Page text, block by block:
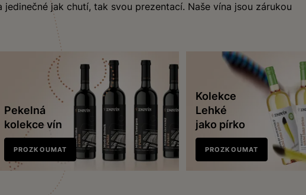
jak chutí, tak svou prezentací. Naše vína jsou zárukou
Pekelná
kolekce vín
PROZKOUMAT
Kolekce
Lehké
jako pírko
PROZKOUMAT